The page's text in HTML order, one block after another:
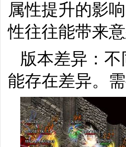
属性提升的影
性往往能带来
版本差异：
能存在差异。